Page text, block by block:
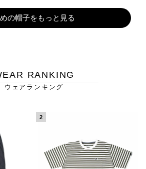
の帽子をもっと見る
RANKING
ウェアランキング